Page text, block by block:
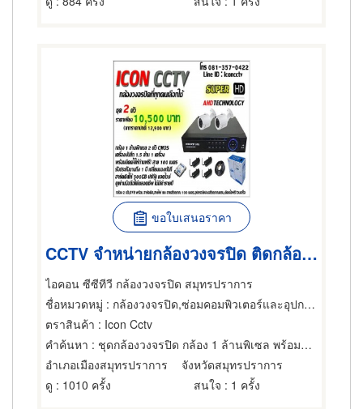
ขอใบเสนอราคา
CCTV จำหน่ายกล้องวงจรปิด ติดกล้องวงจรปิด ขายกล้องวงจรปิด
ไอคอน ซีซีทีวี กล้องวงจรปิด สมุทรปราการ
ชื่อหมวดหมู่ : กล้องวงจรปิด,ซ่อมคอมพิวเตอร์และอุปกรณ์ต่อพ่วง,ผู้จำหน่ายคอมพิวเตอร์และอุปกรณ์ต่อพ่วง
ตราสินค้า : Icon Cctv
คำค้นหา : ชุดกล้องวงจรปิด กล้อง 1 ล้านพิเซล พร้อมอุปกรณ์ครบ
อำเภอเมืองสมุทรปราการ
จังหวัดสมุทรปราการ
ดู : 1010 ครั้ง สนใจ : 1 ครั้ง